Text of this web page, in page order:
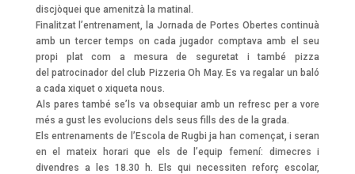
discjòquei que amenitzà la matinal.
Finalitzat l’entrenament, la Jornada de Portes Obertes continuà
amb un tercer temps on cada jugador comptava amb el seu
propi plat com a mesura de seguretat i també pizza
del patrocinador del club Pizzeria Oh May. Es va regalar un baló
a cada xiquet o xiqueta nous.
Als pares també se’ls va obsequiar amb un refresc per a vore
més a gust les evolucions dels seus fills des de la grada.
Els entrenaments de l’Escola de Rugbi ja han començat, i seran
en el mateix horari que els de l’equip femení: dimecres i
divendres a les 18.30 h. Els qui necessiten reforç escolar,